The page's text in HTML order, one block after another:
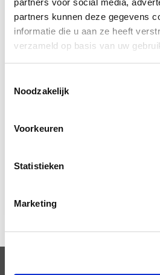
partners voor social media,
partners kunnen deze gegevens
informatie die u aan ze heeft
verzameld op basis van uw
Noodzakelijk
Voorkeuren
Statistieken
Marketing
Mingraver
Parkmachine
Verreiker
Veilig werken langs de weg